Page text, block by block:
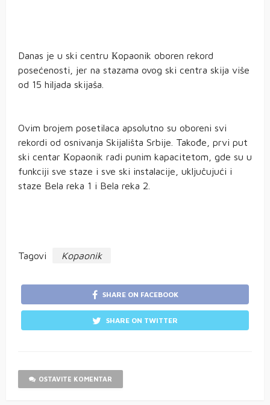
Danas je u ski centru Кopaonik oboren rekord
posećenosti, jer na stazama ovog ski centra skija više
od 15 hiljada skijaša.
Ovim brojem posetilaca apsolutno su oboreni svi
rekordi od osnivanja Skijališta Srbije. Takođe, prvi put
ski centar Кopaonik radi punim kapacitetom, gde su u
funkciji sve staze i sve ski instalacije, uključujući i
staze Bela reka 1 i Bela reka 2.
Tagovi Kopaonik
SHARE ON FACEBOOK
SHARE ON TWITTER
OSTAVITE KOMENTAR